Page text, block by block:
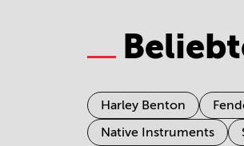
Harley Benton
Native Instruments